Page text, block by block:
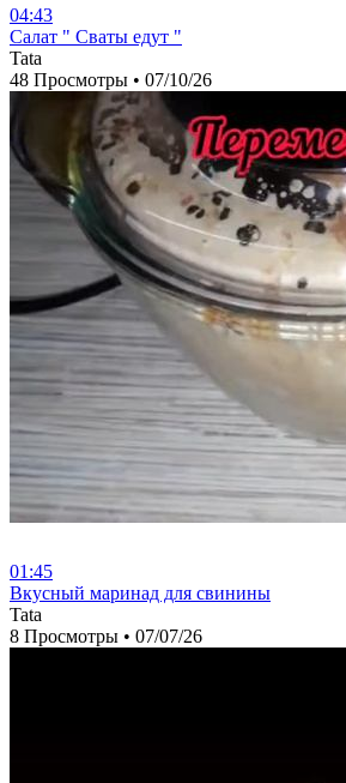
04:43
⁣Салат " Сваты едут "
Tata
48 Просмотры • 07/10/26
01:45
⁣Вкусный маринад для свинины
Tata
8 Просмотры • 07/07/26